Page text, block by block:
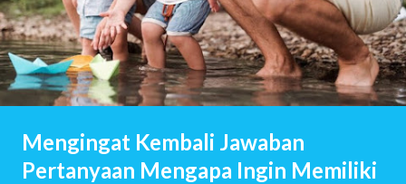
Mengingat Kembali Jawaban
Pertanyaan Mengapa Ingin Memiliki